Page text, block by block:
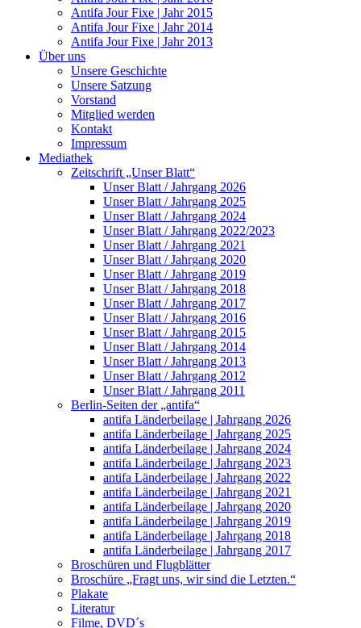
Antifa Jour Fixe | Jahr 2015
Antifa Jour Fixe | Jahr 2014
Antifa Jour Fixe | Jahr 2013
Über uns
Unsere Geschichte
Unsere Satzung
Vorstand
Mitglied werden
Kontakt
Impressum
Mediathek
Zeitschrift „Unser Blatt“
Unser Blatt / Jahrgang 2026
Unser Blatt / Jahrgang 2025
Unser Blatt / Jahrgang 2024
Unser Blatt / Jahrgang 2022/2023
Unser Blatt / Jahrgang 2021
Unser Blatt / Jahrgang 2020
Unser Blatt / Jahrgang 2019
Unser Blatt / Jahrgang 2018
Unser Blatt / Jahrgang 2017
Unser Blatt / Jahrgang 2016
Unser Blatt / Jahrgang 2015
Unser Blatt / Jahrgang 2014
Unser Blatt / Jahrgang 2013
Unser Blatt / Jahrgang 2012
Unser Blatt / Jahrgang 2011
Berlin-Seiten der „antifa“
antifa Länderbeilage | Jahrgang 2026
antifa Länderbeilage | Jahrgang 2025
antifa Länderbeilage | Jahrgang 2024
antifa Länderbeilage | Jahrgang 2023
antifa Länderbeilage | Jahrgang 2022
antifa Länderbeilage | Jahrgang 2021
antifa Länderbeilage | Jahrgang 2020
antifa Länderbeilage | Jahrgang 2019
antifa Länderbeilage | Jahrgang 2018
antifa Länderbeilage | Jahrgang 2017
Broschüren und Flugblätter
Broschüre „Fragt uns, wir sind die Letzten.“
Plakate
Literatur
Filme, DVD´s